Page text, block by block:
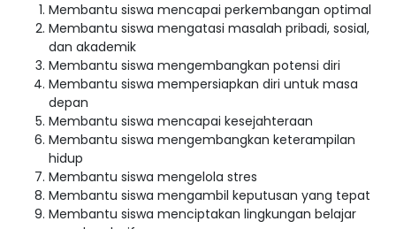
Membantu siswa mencapai perkembangan optimal
Membantu siswa mengatasi masalah pribadi, sosial,
dan akademik
Membantu siswa mengembangkan potensi diri
Membantu siswa mempersiapkan diri untuk masa
depan
Membantu siswa mencapai kesejahteraan
Membantu siswa mengembangkan keterampilan
hidup
Membantu siswa mengelola stres
Membantu siswa mengambil keputusan yang tepat
Membantu siswa menciptakan lingkungan belajar